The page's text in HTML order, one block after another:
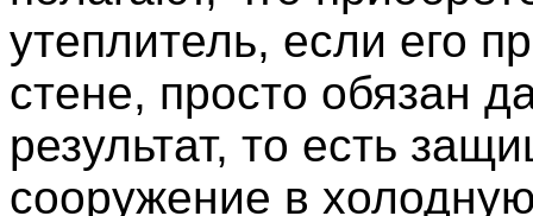
утеплитель, если его
стене, просто обязан
результат, то есть
сооружение в